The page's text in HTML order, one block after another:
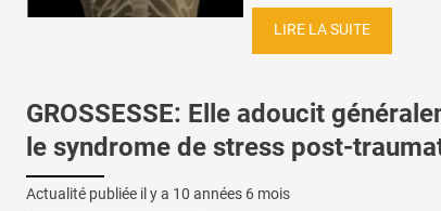
LIRE LA SUITE
GROSSESSE: Elle adoucit
le syndrome de stress post-
Actualité publiée il y a 10 années 6 mois